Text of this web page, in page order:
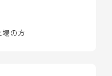
場の方